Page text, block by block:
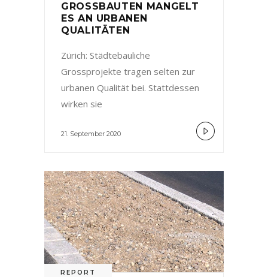
GROSSBAUTEN MANGELT
ES AN URBANEN
QUALITÄTEN
Zürich: Städtebauliche
Grossprojekte tragen selten zur
urbanen Qualität bei. Stattdessen
wirken sie
21. September 2020
REPORT